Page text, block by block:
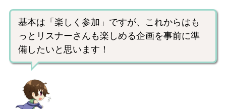
基本は「楽しく参加」ですが、これからはも
っとリスナーさんも楽しめる企画を事前に準
備したいと思います！